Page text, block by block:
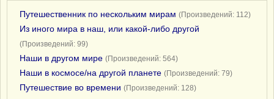
Путешественник по нескольким мирам (Произведений: 112)
Из иного мира в наш, или какой-либо другой
(Произведений: 99)
Наши в другом мире (Произведений: 564)
Наши в космосе/на другой планете (Произведений: 79)
Путешествие во времени (Произведений: 128)